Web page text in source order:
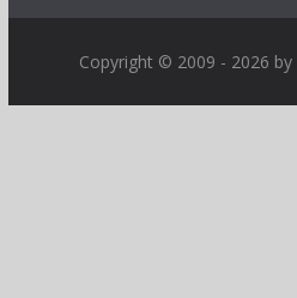
Copyright © 2009 - 2026 by